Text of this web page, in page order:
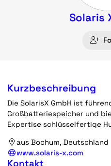
Solaris
Kurzbeschreibung
Die SolarisX GmbH ist
Großbatteriespeicher und
Expertise schlüsselfertige
aus Bochum, Deutschland
www.solaris-x.com
Kontakt